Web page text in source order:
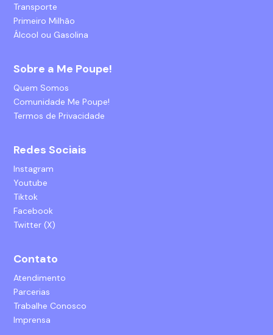
Transporte
Primeiro Milhão
Álcool ou Gasolina
Sobre a Me Poupe!
Quem Somos
Comunidade Me Poupe!
Termos de Privacidade
Redes Sociais
Instagram
Youtube
Tiktok
Facebook
Twitter (X)
Contato
Atendimento
Parcerias
Trabalhe Conosco
Imprensa